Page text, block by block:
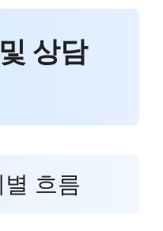
상담
흐름